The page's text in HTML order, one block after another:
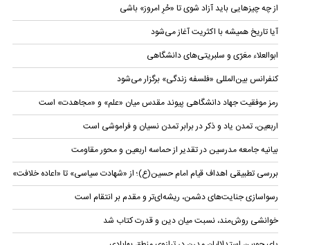
از چه چیزهایی باید آزاد شوی تا «حُرِ امروز» باشی
آیا تاریخ همیشه با اکثریت آغاز می‌شود
ابوالعلاء معَرّی و سلبریتی‌های دانشگاهی
کنفرانس بین‌المللی «فلسفه زندگی» برگزار می‌شود
رمز موفقیت جهاد دانشگاهی پیوند مقدس میان «علم» و «مجاهدت» است
اربعین، تمدن یاد و ذکر در برابر تمدن نسیان و فراموشی است
بیانیه‌ جامعه مدرسین در تقدیر از حماسه اربعین و محور مقاومت
بررسی تطبیقی اهداف قیام امام حسین(ع)؛ از «شهادت سیاسی» تا «اعاده خلافت»
رسواسازی جنایت‌های دشمن، ریشه‌ای‌تر و مقدم بر انتقام است
خوانشی روش‌مند، نسبت میان دین و قدرت کتاب شد